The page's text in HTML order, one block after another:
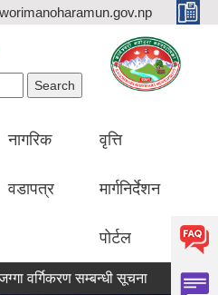
नागरिक
वडापत्र
वृत्ति
मार्गनिर्देशन
पोर्टल
सम्बन्धी सूचना श्री सिद्दि गणेश